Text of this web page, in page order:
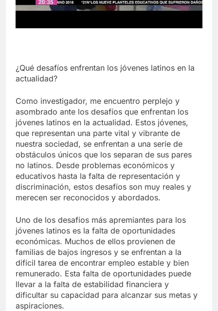
¿Qué desafíos enfrentan los jóvenes latinos en la
actualidad?
Como investigador, me encuentro perplejo y
asombrado ante los desafíos que enfrentan los
jóvenes latinos en la actualidad. Estos jóvenes,
que representan una parte vital y vibrante de
nuestra sociedad, se enfrentan a una serie de
obstáculos únicos que los separan de sus pares
no latinos. Desde problemas económicos y
educativos hasta la falta de representación y
discriminación, estos desafíos son muy reales y
merecen ser reconocidos y abordados.
Uno de los desafíos más apremiantes para los
jóvenes latinos es la falta de oportunidades
económicas. Muchos de ellos provienen de
familias de bajos ingresos y se enfrentan a la
difícil tarea de encontrar empleo estable y bien
remunerado. Esta falta de oportunidades puede
llevar a la falta de estabilidad financiera y
dificultar su capacidad para alcanzar sus metas y
aspiraciones.